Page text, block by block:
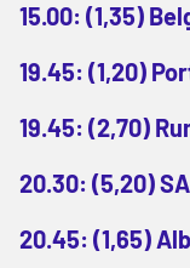
15.00: (1,35)
19.45: (1,20)
19.45: (2,70)
20.30: (5,20)
20.45: (1,65)